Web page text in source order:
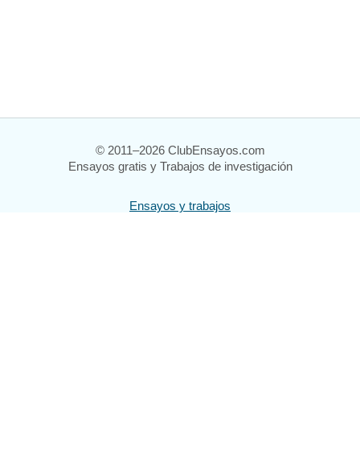
© 2011–2026 ClubEnsayos.com
Ensayos gratis y Trabajos de investigación
Ensayos y trabajos